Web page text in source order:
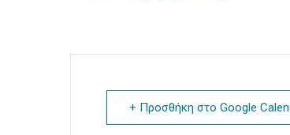
+ Προσθήκη στο Google